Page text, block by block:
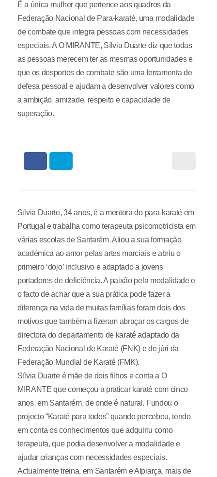
É a única mulher que pertence aos quadros da
Federação Nacional de Para-karaté, uma modalidade
de combate que integra pessoas com necessidades
especiais. A O MIRANTE, Sílvia Duarte diz que todas
as pessoas merecem ter as mesmas oportunidades e
que os desportos de combate são uma ferramenta de
defesa pessoal e ajudam a desenvolver valores como
a ambição, amizade, respeito e capacidade de
superação.
Sílvia Duarte, 34 anos, é a mentora do para-karaté em
Portugal e trabalha como terapeuta psicomotricista em
várias escolas de Santarém. Aliou a sua formação
académica ao amor pelas artes marciais e abriu o
primeiro ‘dojo’ inclusivo e adaptado a jovens
portadores de deficiência. A paixão pela modalidade e
o facto de achar que a sua prática pode fazer a
diferença na vida de muitas famílias foram dois dos
motivos que também a fizeram abraçar os cargos de
directora do departamento de karaté adaptado da
Federação Nacional de Karaté (FNK) e de júri da
Federação Mundial de Karaté (FMK).
Sílvia Duarte é mãe de dois filhos e conta a O
MIRANTE que começou a praticar karaté com cinco
anos, em Santarém, de onde é natural. Fundou o
projecto “Karaté para todos” quando percebeu, tendo
em conta os conhecimentos que adquiriu como
terapeuta, que podia desenvolver a modalidade e
ajudar crianças com necessidades especiais.
Actualmente treina, em Santarém e Alpiarça, mais de